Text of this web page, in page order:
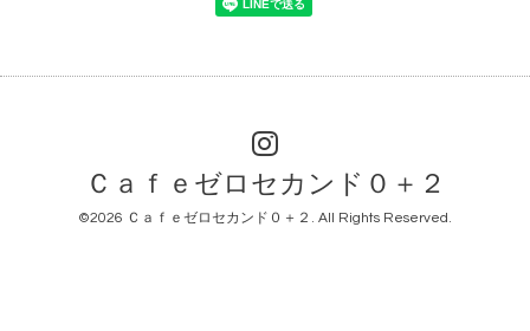
Ｃａｆｅゼロセカンド０＋２
©2026 Ｃａｆｅゼロセカンド０＋２ . All Rights Reserved.